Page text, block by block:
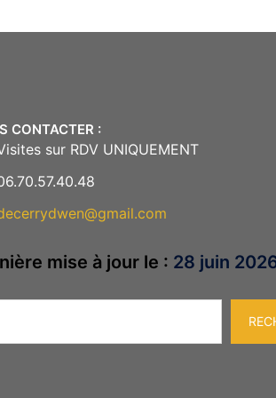
CONTACTER :
sur RDV UNIQUEMENT
mise à jour le : 28 juin